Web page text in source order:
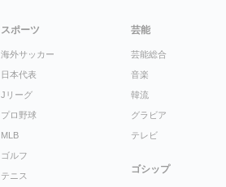
スポーツ
海外サッカー
日本代表
Jリーグ
プロ野球
MLB
ゴルフ
テニス
芸能
芸能総合
音楽
韓流
グラビア
テレビ
ゴシップ